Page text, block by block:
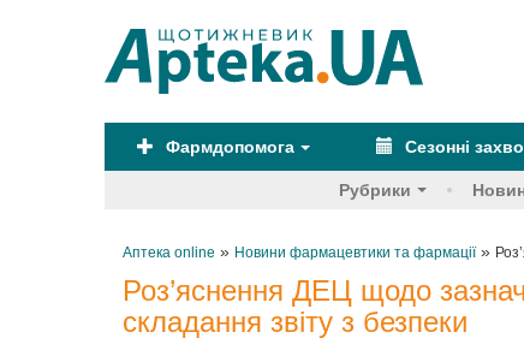
Фармдопомога Сезонні
Рубрики
Аптека online » Новини фармацевтики та фармації»
Роз’яснення ДЕЦ щодо
складання звіту з безпеки